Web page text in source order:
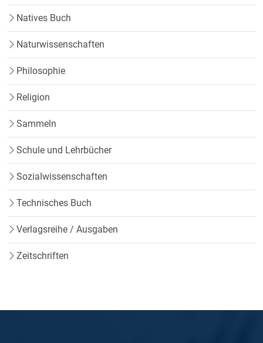
Natives Buch
Naturwissenschaften
Philosophie
Religion
Sammeln
Schule und Lehrbücher
Sozialwissenschaften
Technisches Buch
Verlagsreihe / Ausgaben
Zeitschriften